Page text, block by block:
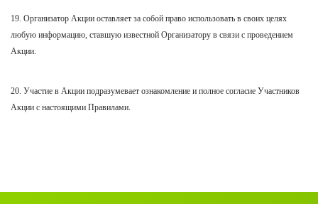
19. Организатор Акции оставляет за собой право использовать в своих целях
любую информацию, ставшую известной Организатору в связи с проведением
Акции.
20. Участие в Акции подразумевает ознакомление и полное согласие Участников
Акции с настоящими Правилами.